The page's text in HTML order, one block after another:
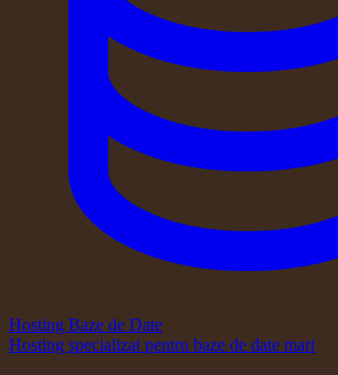
Hosting Baze de Date
Hosting specializat pentru baze de date mari